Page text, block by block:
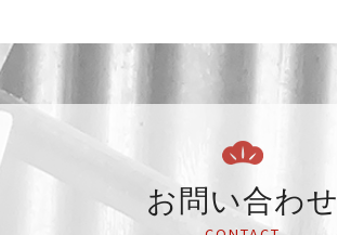
お問い合わせ